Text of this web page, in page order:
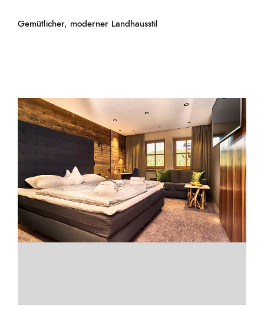
Gemütlicher, moderner Landhausstil